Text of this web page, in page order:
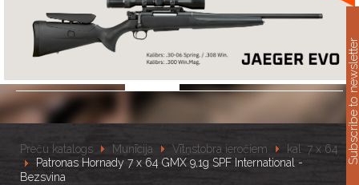
Preču katalogs Munīcija Vītņstobra ieročiem
kal. 7 x 64
Patronas Hornady 7 x 64 GMX 9,1g SPF International -
Bezsvina
Subscribe